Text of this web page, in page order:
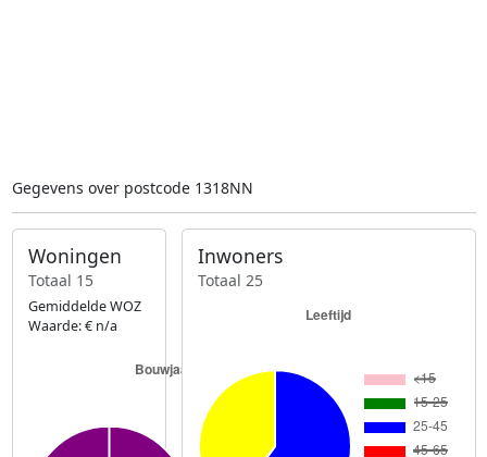
Gegevens over postcode 1318NN
Woningen
Totaal 15
Gemiddelde WOZ
Waarde: € n/a
Inwoners
Totaal 25